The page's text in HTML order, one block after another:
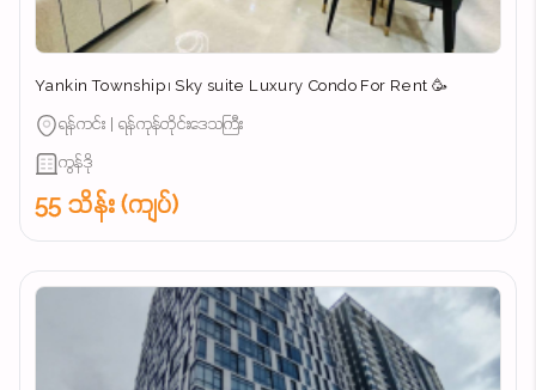
Yankin Township ၊ Sky suite Luxury Condo For Rent 🥳
ရန်ကင်း | ရန်ကုန်တိုင်းဒေသကြီး
ကွန်ဒို
55 သိန်း (ကျပ်)